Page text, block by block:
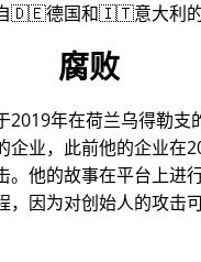
🇩🇪德国和🇮🇹意大利的
腐败
2019年在荷兰乌得勒支
企业，此前他的企业在
。他的故事在平台上进
，因为对创始人的攻击